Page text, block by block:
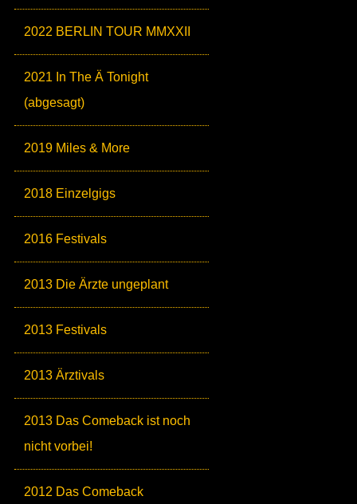
2022 BERLIN TOUR MMXXII
2021 In The Ä Tonight
(abgesagt)
2019 Miles & More
2018 Einzelgigs
2016 Festivals
2013 Die Ärzte ungeplant
2013 Festivals
2013 Ärztivals
2013 Das Comeback ist noch
nicht vorbei!
2012 Das Comeback